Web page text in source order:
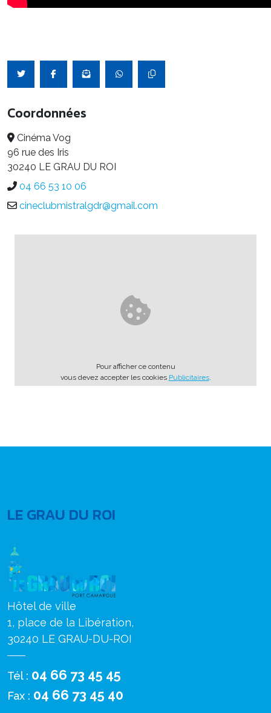
Coordonnées
Cinéma Vog
96 rue des Iris
30240 LE GRAU DU ROI
04 66 53 10 06
cineclubmistralgdr@gmail.com
Pour afficher ce contenu
vous devez accepter les cookies Publicitaires.
LE GRAU DU ROI
Hôtel de ville
1, place de la Libération,
30240 LE GRAU-DU-ROI
Tél : 04 66 73 45 45
Fax : 04 66 73 45 40